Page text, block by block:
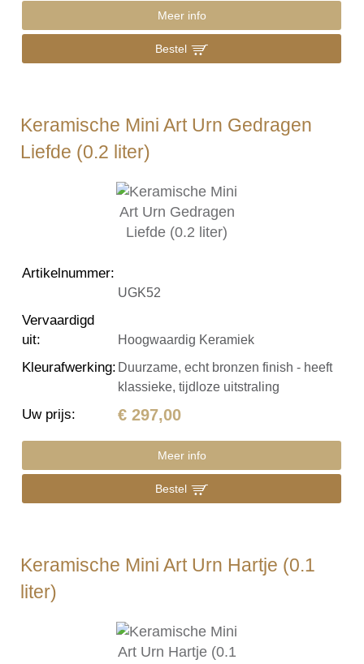
Meer info
Bestel
Keramische Mini Art Urn Gedragen
Liefde (0.2 liter)
Artikelnummer:
UGK52
Vervaardigd
uit: Hoogwaardig Keramiek
Kleurafwerking: Duurzame, echt bronzen finish - heeft
klassieke, tijdloze uitstraling
Uw prijs: € 297,00
Meer info
Bestel
Keramische Mini Art Urn Hartje (0.1
liter)